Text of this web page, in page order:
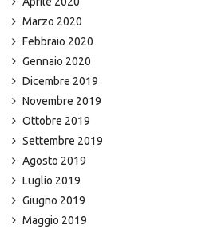
Marzo 2020
Febbraio 2020
Gennaio 2020
Dicembre 2019
Novembre 2019
Ottobre 2019
Settembre 2019
Agosto 2019
Luglio 2019
Giugno 2019
Maggio 2019